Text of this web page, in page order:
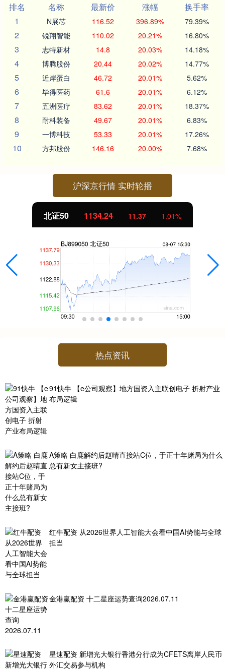
排名
名称 最新价 涨幅
换手率
1
N展芯 116.52 396.89% 79.39%
2 锐翔智能 110.02 20.21% 16.80%
3 志特新材 14.8 20.03% 14.18%
4 博腾股份 20.44 20.02% 14.77%
5 近岸蛋白 46.72 20.01% 5.62%
6 毕得医药 61.6 20.01% 6.12%
7 五洲医疗 83.62 20.01% 18.37%
8 耐科装备 49.67 20.01% 6.83%
9 一博科技 53.33 20.01% 17.26%
10 方邦股份 146.16 20.00% 7.68%
沪深京行情 实时轮播
北证50 1134.24 11.37 1.01%
热点资讯
91快牛 【e公司观察】地方国资入主联创电子 折射产业
布局逻辑
A策略 白鹿解约后赵晴直接站C位，于正十年赌局为什么
总有新女主接班?
红牛配资 从2026世界人工智能大会看中国AI势能与全球
担当
金港赢配资 十二星座运势查询2026.07.11
星速配资 新增光大银行香港分行成为CFETS离岸人民币
外汇交易参与机构